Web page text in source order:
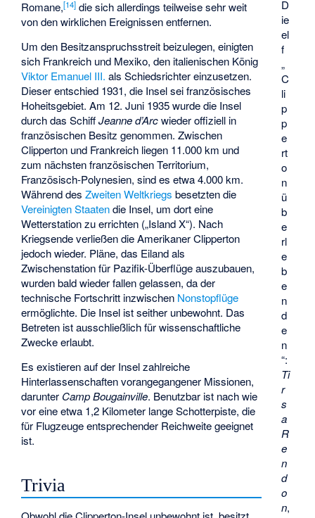
D
ie
el
f
„
C
li
p
p
e
rt
o
n
ü
b
e
rl
e
b
e
n
d
e
n
“:
Ti
r
s
a
R
e
n
d
o
n,
Romane,[14] die sich allerdings teilweise sehr weit
von den wirklichen Ereignissen entfernen.
Um den Besitzanspruchsstreit beizulegen, einigten
sich Frankreich und Mexiko, den italienischen König
Viktor Emanuel III. als Schiedsrichter einzusetzen.
Dieser entschied 1931, die Insel sei französisches
Hoheitsgebiet. Am 12. Juni 1935 wurde die Insel
durch das SchiffJeanne d’Arcwieder offiziell in
französischen Besitz genommen. Zwischen
Clipperton und Frankreich liegen 11.000 km und
zum nächsten französischen Territorium,
Französisch-Polynesien, sind es etwa 4.000 km.
Während desZweiten Weltkriegs besetzten die
Vereinigten Staatendie Insel, um dort eine
Wetterstation zu errichten („Island X“). Nach
Kriegsende verließen die Amerikaner Clipperton
jedoch wieder. Pläne, das Eiland als
Zwischenstation für Pazifik-Überflüge auszubauen,
wurden bald wieder fallen gelassen, da der
technische Fortschritt inzwischen Nonstopflüge
ermöglichte. Die Insel ist seither unbewohnt. Das
Betreten ist ausschließlich für wissenschaftliche
Zwecke erlaubt.
Es existieren auf der Insel zahlreiche
Hinterlassenschaften vorangegangener Missionen,
darunter Camp Bougainville. Benutzbar ist nach wie
vor eine etwa 1,2 Kilometer lange Schotterpiste, die
für Flugzeuge entsprechender Reichweite geeignet
ist.
Trivia